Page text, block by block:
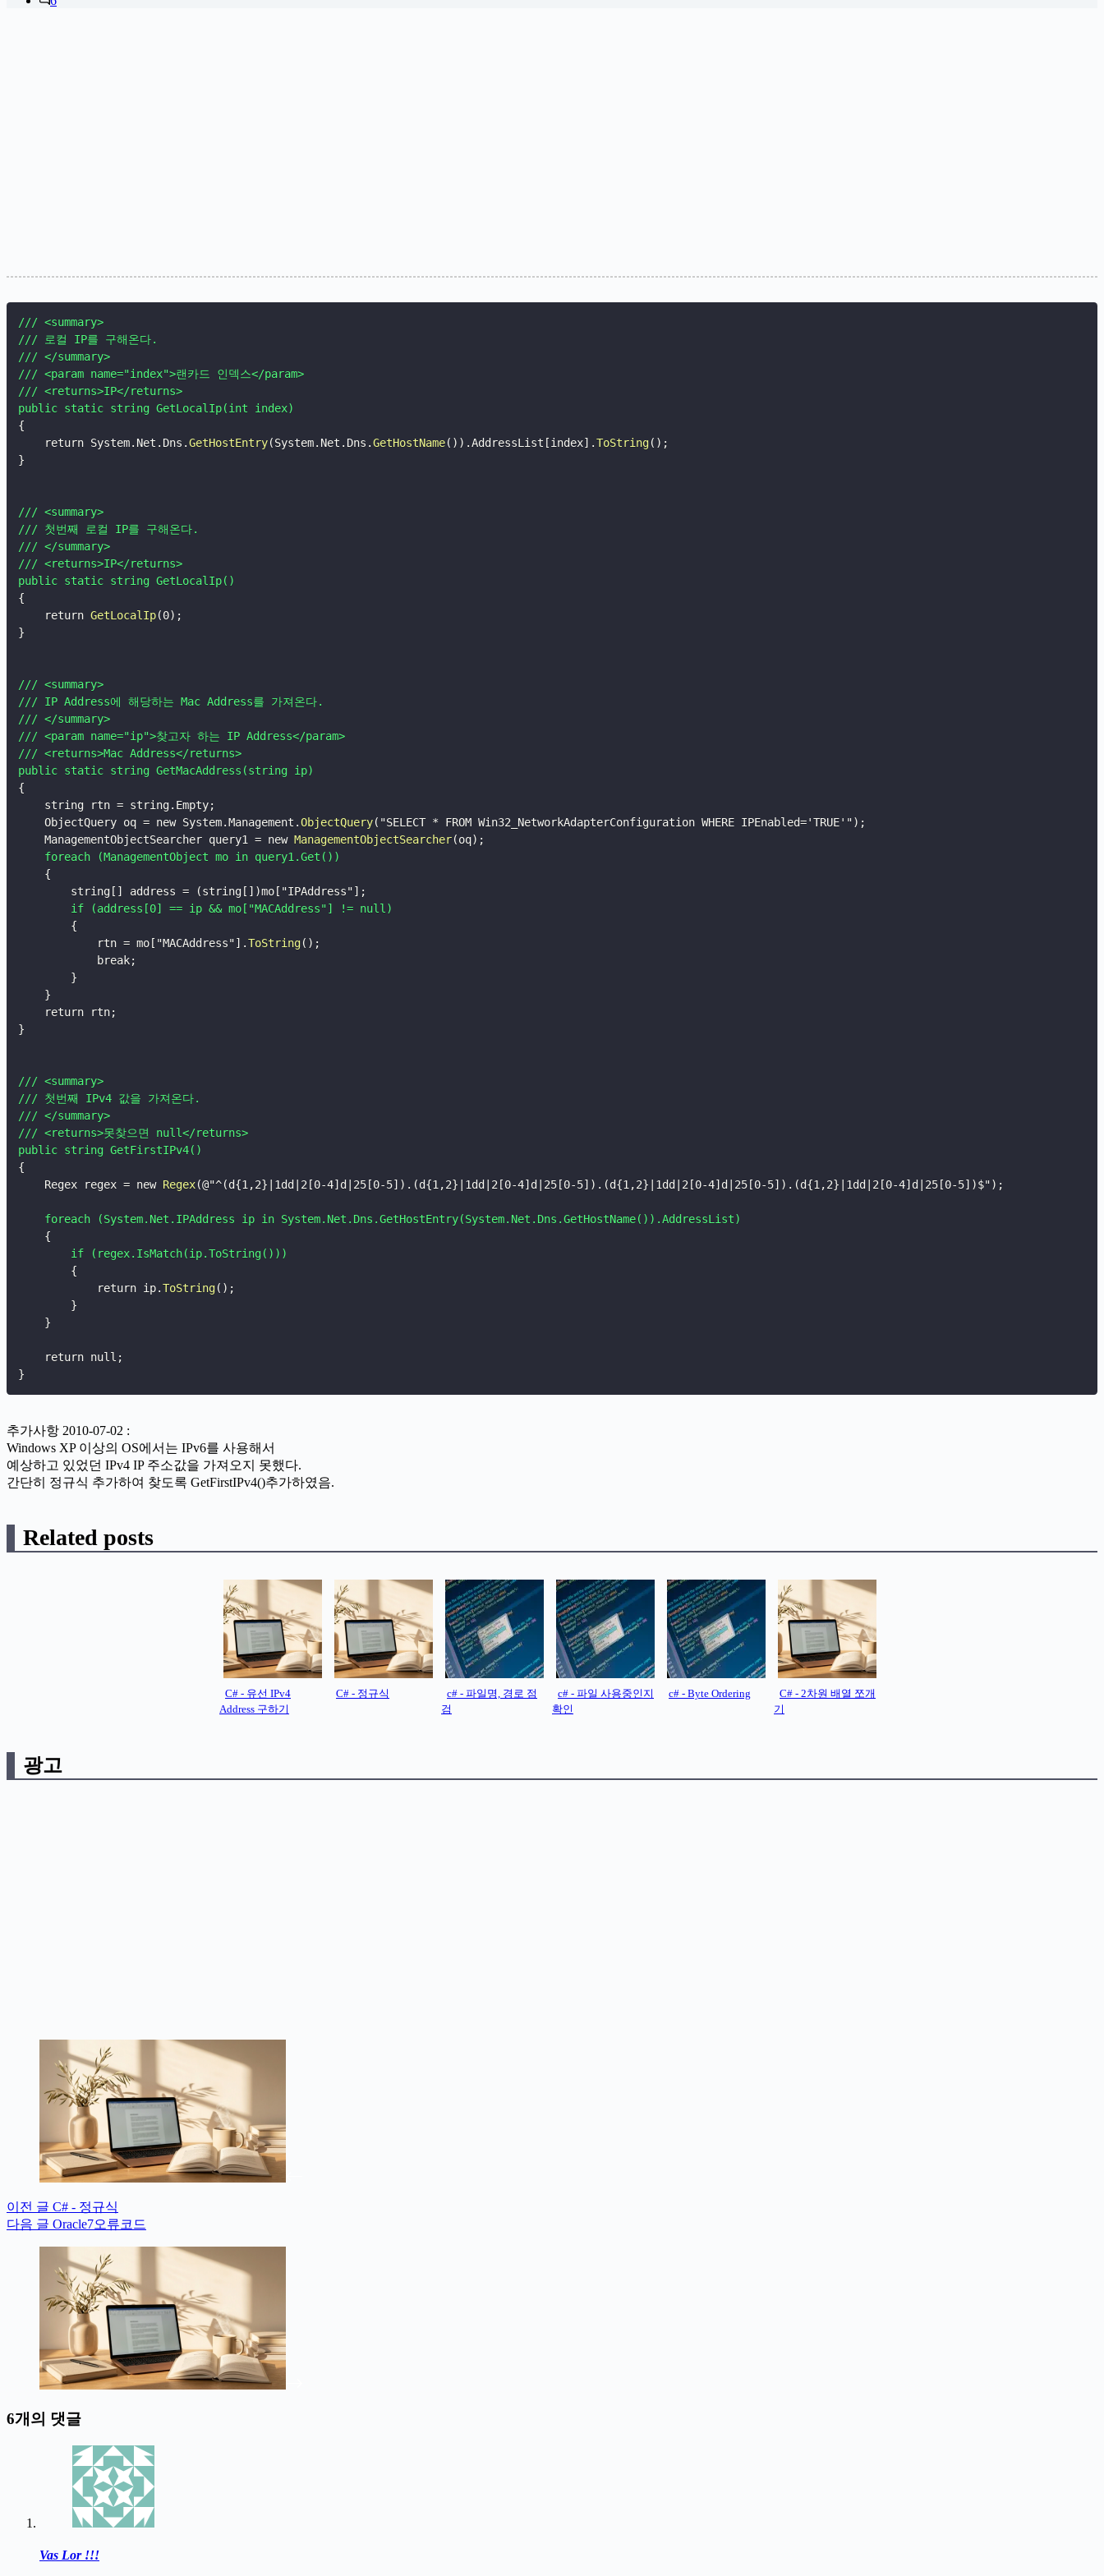
/// <summary>
/// 로컬 IP를 구해온다.
/// </summary>
/// <param name="index">랜카드 인덱스</param>
/// <returns>IP</returns>
public static string GetLocalIp(int index)
{
    return System.Net.Dns.
GetHostEntry(System.Net.Dns.GetHostName( ) ) .AddressList[index].ToString( ) ;
}
/// <summary>
/// 첫번째 로컬 IP를 구해온다.
/// </summary>
/// <returns>IP</returns>
public static string GetLocalIp()
{
    return
GetLocalIp(0) ;
}
/// <summary>
/// IP Address에 해당하는 Mac Address를 가져온다.
/// </summary>
/// <param name="ip">찾고자 하는 IP Address</param>
/// <returns>Mac Address</returns>
public static string GetMacAddress(string ip)
{
    string rtn = string.Empty
;
    ObjectQuery oq = new System.Management.
ObjectQuery( "SELECT * FROM Win32_NetworkAdapterConfiguration WHERE IPEnabled='TRUE'") ;
    ManagementObjectSearcher query1 = new
ManagementObjectSearcher(oq) ;
foreach (ManagementObject mo in query1.Get())
{
        string[] address =
(string[] )mo[ "IPAddress"] ;
if (address[0] == ip && mo["MACAddress"] != null)
{
            rtn = mo[
"MACAddress"].ToString( ) ;
            break
;
}
}
    return rtn
;
}
/// <summary>
/// 첫번째 IPv4 값을 가져온다.
/// </summary>
/// <returns>못찾으면 null</returns>
public string GetFirstIPv4()
{
    Regex regex = new
Regex(@"^(d{1,2}|1dd|2[0-4]d|25[0-5]).(d{1,2}|1dd|2[0-4]d|25[0-5]).(d{1,2}|1dd|2[0-4]d|25[0-5]).(d{1,2}|1dd|2[0-4]d|25[0-5])$") ;
foreach (System.Net.IPAddress ip in System.Net.Dns.GetHostEntry(System.Net.Dns.GetHostName()).AddressList)
{
if (regex.IsMatch(ip.ToString()))
{
            return ip.
ToString( ) ;
}
}
    return null
;
}
추가사항 2010-07-02 :
Windows XP 이상의 OS에서는 IPv6를 사용해서
예상하고 있었던 IPv4 IP 주소값을 가져오지 못했다.
간단히 정규식 추가하여 찾도록 GetFirstIPv4()추가하였음.
Related posts
C# - 유선 IPv4
Address 구하기
C# - 정규식
c# - 파일명, 경로 점
검
c# - 파일 사용중인지
확인
c# - Byte Ordering
C# - 2차원 배열 쪼개
기
광고
이전 글 C# - 정규식
다음 글 Oracle7오류코드
6개의 댓글
Vas Lor !!!